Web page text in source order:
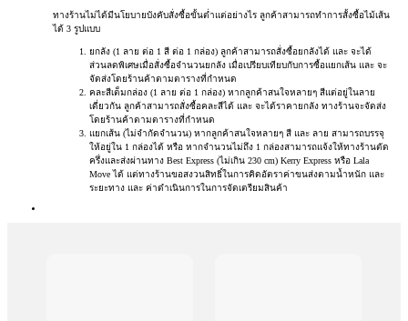
ทางร้านไม่ได้มีนโยบายบังคับสั่งซื้อขั้นต่ำแต่อย่างไร ลูกค้าสามารถทำการสั้งซื้อไม้เส้น
ได้ 3 รูปแบบ
ยกลัง (1 ลาย ต่อ 1 สี ต่อ 1 กล่อง) ลูกค้าสามารถสั่งซื้อยกลังได้ และ จะได้
ส่วนลดพิเศษเมื่อสั่งซื้อจำนวนยกลัง เมื่อเปรียบเทียบกับการซื้อแยกเส้น และ จะ
จัดส่งโดยร้านค้าตามตารางที่กำหนด
คละสีเต็มกล่อง (1 ลาย ต่อ 1 กล่อง) หากลูกค้าสนใจหลายๆ สีแต่อยู่ในลาย
เดี่ยวกัน ลูกค้าสามารถสั่งซื้อคละสีได้ และ จะได้ราคายกลัง ทางร้านจะจัดส่ง
โดยร้านค้าตามตารางที่กำหนด
แยกเส้น (ไม่จำกัดจำนวน) หากลูกค้าสนใจหลายๆ สี และ ลาย สามารถบรรจุ
ให้อยู่ใน 1 กล่องได้ หรือ หากจำนวนไม่ถึง 1 กล่องสามารถแจ้งให้ทางร้านตัด
ครึ่งและส่งผ่านทาง Best Express (ไม่เกิน 230 cm) Kerry Express หรือ Lala
Move ได้ แต่ทางร้านขอสงวนสิทธิ์ในการคิดอัตราค่าขนส่งตามน้ำหนัก และ
ระยะทาง และ ค่าดำเนินการในการจัดเตรียมสินค้า